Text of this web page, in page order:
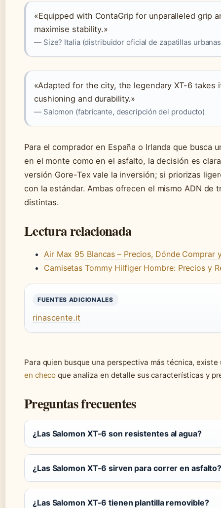
«Equipped with ContaGrip for unparalleled grip
maximise stability.»
— Size? Italia (distribuidor oficial de zapatillas
«Adapted for the city, the legendary XT-6 takes
cushioning and durability.»
— Salomon (fabricante, descripción del producto)
Para el comprador en España o Irlanda que busca
en el monte como en el asfalto, la decisión es
versión Gore-Tex vale la inversión; si priorizas
con la estándar. Ambas ofrecen el mismo ADN de
distintas.
Lectura relacionada
Air Max 95 Blancas – Precios, Dónde Comprar
Camisetas Tommy Hilfiger Hombre: Precios y
FUENTES ADICIONALES
rinascente.it
Para quien busque una perspectiva más técnica,
en checo que analiza en detalle sus características y
Preguntas frecuentes
¿Las Salomon XT-6 son resistentes al agua?
¿Las Salomon XT-6 sirven para correr en
¿Las Salomon XT-6 tienen plantilla removible?